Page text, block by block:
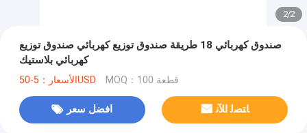
2/2
صندوق كهربائي 18 طريقة صندوق توزيع كهربائي صندوق توزيع
كهربائي بلاستيك
الأسعار：5-50USD MOQ：100 قطعة
افضل سعر ﺎﺘﺼﻟ ﺍﻶﻧ